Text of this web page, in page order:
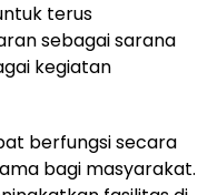
terus
sebagai sarana
kegiatan
berfungsi secara
bagi masyarakat.